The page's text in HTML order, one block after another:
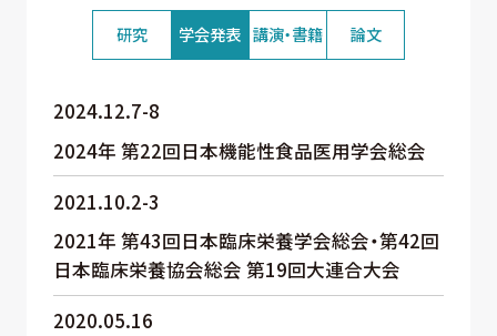
研究 学会発表 講演・書籍 論文
2024.12.7-8
2024年 第22回日本機能性食品医用学会総会
2021.10.2-3
2021年 第43回日本臨床栄養学会総会・第42回
日本臨床栄養協会総会 第19回大連合大会
2020.05.16